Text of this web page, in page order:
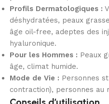
Profils Dermatologiques :
déshydratées, peaux
âge oil-free, adeptes des
hyaluronique.
Pour les Hommes : Peaux
âge, climat humide.
Mode de Vie : Personnes
contraction), personnes au